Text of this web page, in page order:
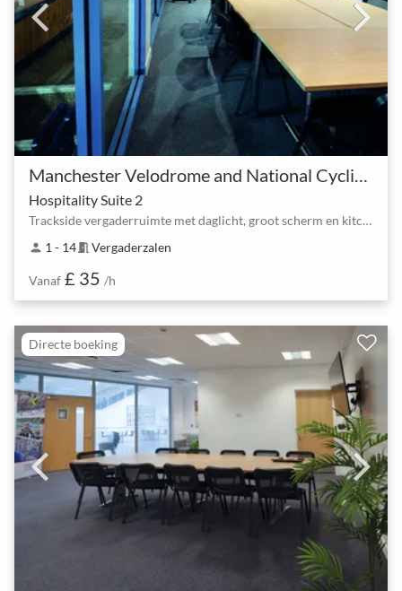
Hospitality Suite 2
Trackside vergaderruimte met daglicht, groot scherm en kitchenette
person 1 - 14meeting_room Vergaderzalen
Vanaf £ 35 /h
Directe boeking